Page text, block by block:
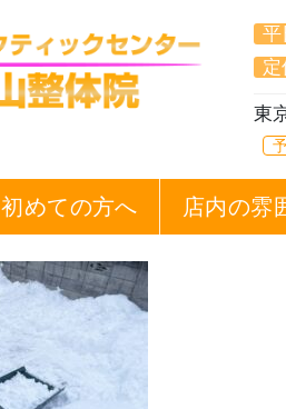
平
定
東
初めての方へ 店内の雰